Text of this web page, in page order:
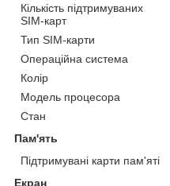
Кількість підтримуваних
SIM-карт
Тип SIM-карти
Операційна система
Колір
Модель процесора
Стан
Пам'ять
Підтримувані карти пам'яті
Екран